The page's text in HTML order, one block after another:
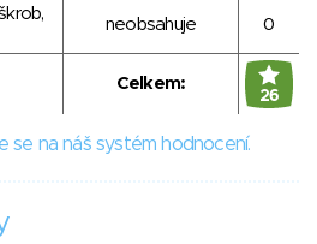
neobsahuje 0
Celkem:
26
se na náš systém hodnocení.